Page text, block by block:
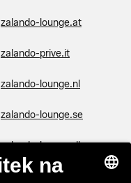
zalando-lounge.at
zalando-prive.it
zalando-lounge.nl
zalando-lounge.se
zalando-lounge.dk
zalando-lounge.pl